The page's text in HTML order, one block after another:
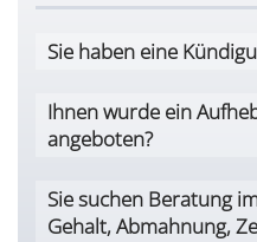
Sie haben eine
Ihnen wurde ein
angeboten?
Sie suchen Beratung
Gehalt, Abmahnung,